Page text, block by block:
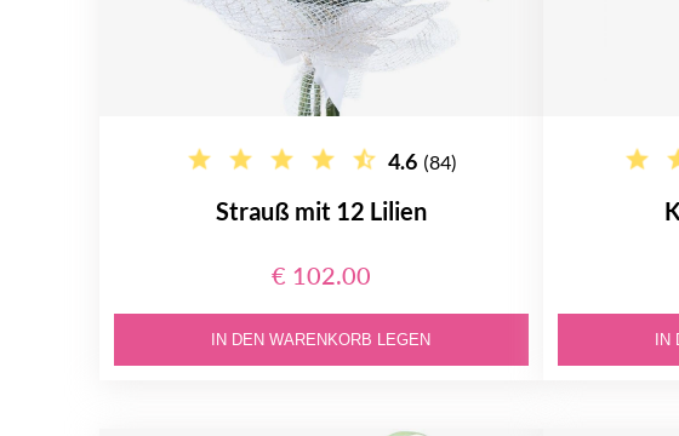
4.6 (84)
Strauß mit 12 Lilien
€ 102.00
IN DEN WARENKORB LEGEN